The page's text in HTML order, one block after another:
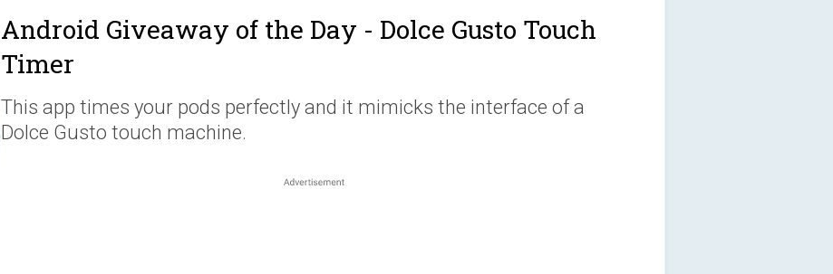
Android Giveaway of the Day - Dolce Gusto Touch
Timer
This app times your pods perfectly and it mimicks the interface of a
Dolce Gusto touch machine.